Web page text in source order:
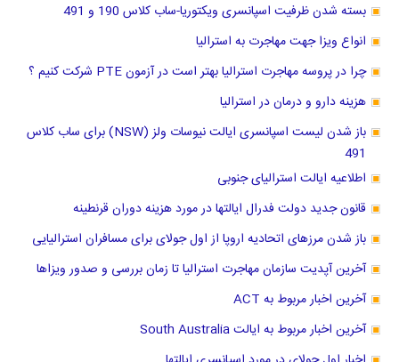
بسته شدن ظرفیت اسپانسری ویکتوریا-ساب کلاس 190 و 491
انواع ویزا جهت مهاجرت به استرالیا
چرا در پروسه مهاجرت استرالیا بهتر است در آزمون PTE شرکت کنیم ؟
هزینه دارو و درمان در استرالیا
باز شدن لیست اسپانسری ایالت نیوسات ولز (NSW) برای ساب کلاس
491
اطلاعیه ایالت استرالیای جنوبی
قانون جدید دولت فدرال ایالتها در مورد هزینه دوران قرنطینه
باز شدن مرزهای اتحادیه اروپا از اول جولای برای مسافران استرالیایی
آخرین آپدیت سازمان مهاجرت استرالیا تا زمان بررسی و صدور ویزاها
آخرین اخبار مربوط به ACT
آخرین اخبار مربوط به ایالت South Australia